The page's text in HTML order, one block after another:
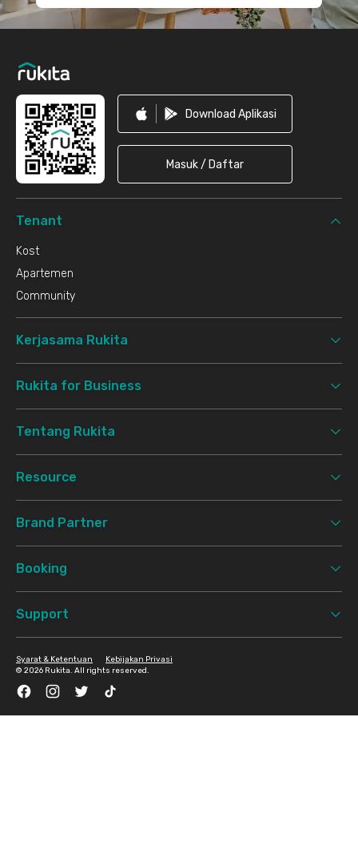
Download Aplikasi
Masuk / Daftar
Tenant
Kost
Apartemen
Community
Kerjasama Rukita
Rukita for Business
Tentang Rukita
Resource
Brand Partner
Booking
Support
© 2026 Rukita. All rights reserved.
Syarat & Ketentuan Kebijakan Privasi
FacebookInstagramTwitter TikTok